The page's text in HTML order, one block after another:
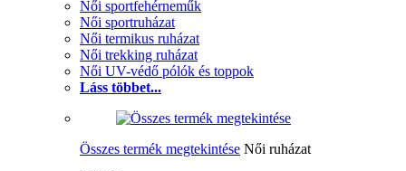
Női sportfehérneműk
Női sportruházat
Női termikus ruházat
Női trekking ruházat
Női UV-védő pólók és toppok
Láss többet...
Összes termék megtekintése Női ruházat